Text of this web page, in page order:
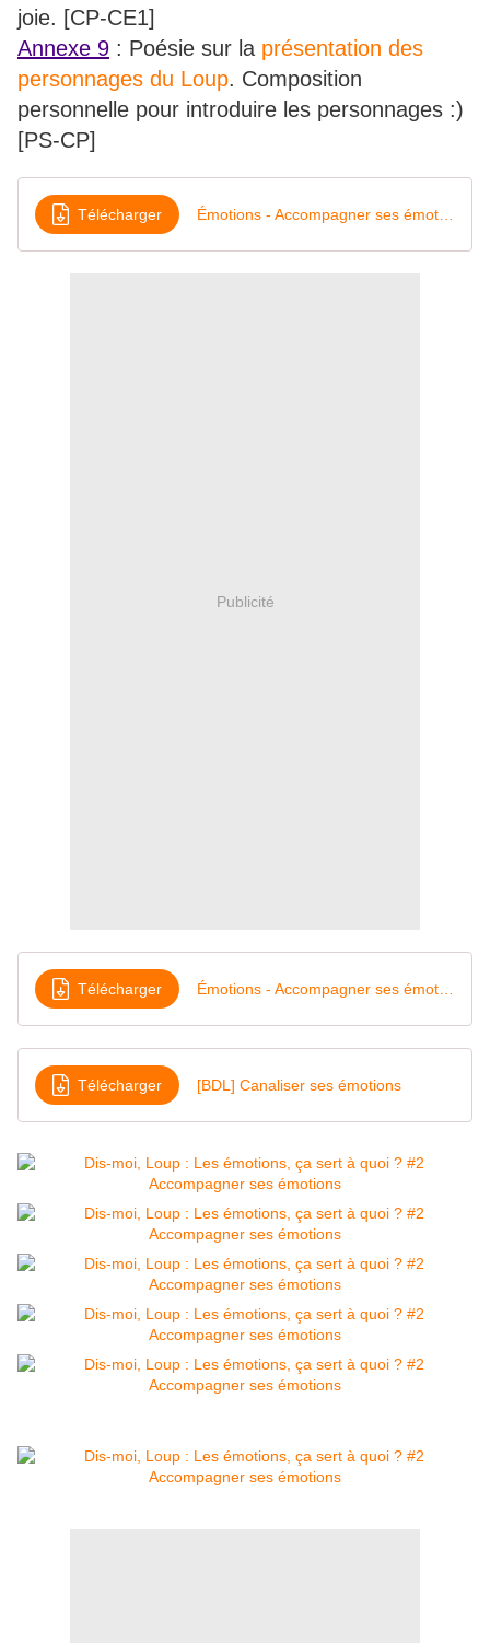
joie. [CP-CE1]
Annexe 9 : Poésie sur la présentation des
personnages du Loup. Composition
personnelle pour introduire les personnages :)
[PS-CP]
Télécharger
Publicité
Télécharger
Télécharger [BDL] Canaliser ses émotions